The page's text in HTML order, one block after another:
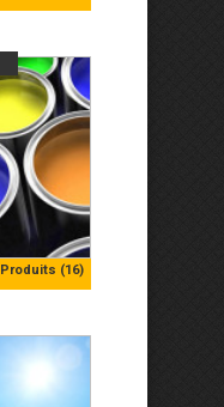
Produits (16)